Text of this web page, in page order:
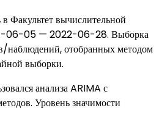
Факультет вычислительной
06-05 — 2022-06-28. Выборка
наблюдений, отобранных методом
выборки.
анализа ARIMA с
Уровень значимости